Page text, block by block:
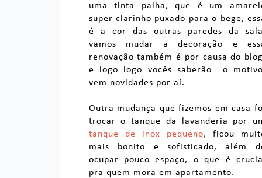
uma tinta palha, que é um
super clarinho puxado para o bege,
é a cor das outras paredes da
vamos mudar a decoração e
renovação também é por causa do
e logo logo vocês saberão o
vem novidades por aí.
Outra mudança que fizemos em casa
trocar o tanque da lavanderia por
tanque de inox pequeno, ficou
mais bonito e sofisticado, além
ocupar pouco espaço, o que é
pra quem mora em apartamento.